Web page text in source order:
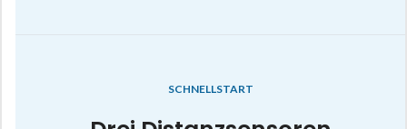
SCHNELLSTART